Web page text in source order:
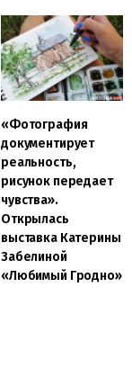
«Фотография
документирует
реальность,
рисунок передает
чувства».
Открылась
выставка Катерины
Забелиной
«Любимый Гродно»